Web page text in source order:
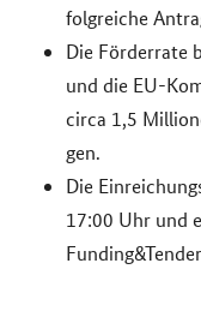
folg­rei­che
Die För­der­ra­te
und die EU-​
circa 1,5
gen.
Die
17:00 Uhr und